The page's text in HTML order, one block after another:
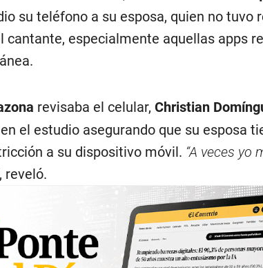
su teléfono a su esposa, quien no tuvo
cantante, especialmente aquellas apps
revisaba el celular, Christian
el estudio asegurando que su esposa
a su dispositivo móvil. “A veces yo
reveló.